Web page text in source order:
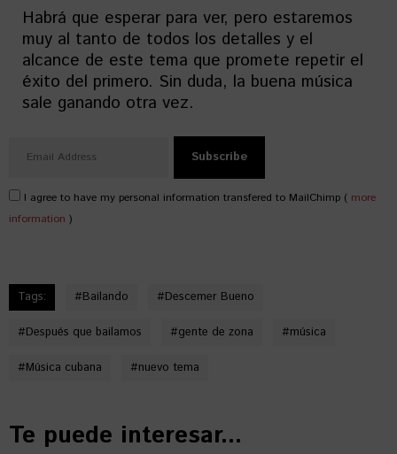
Habrá que esperar para ver, pero estaremos
muy al tanto de todos los detalles y el
alcance de este tema que promete repetir el
éxito del primero. Sin duda, la buena música
sale ganando otra vez.
I agree to have my personal information transfered to MailChimp ( more
information )
Tags: #Bailando #Descemer Bueno
#Después que bailamos #gente de zona #música
#Música cubana #nuevo tema
Te puede interesar...